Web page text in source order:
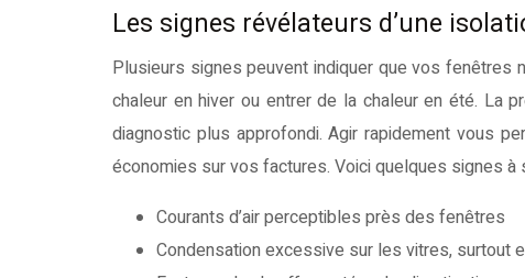
Les signes révélateurs d’une
Plusieurs signes peuvent indiquer que vos
chaleur en hiver ou entrer de la chaleur en été. La
diagnostic plus approfondi. Agir rapidement vous
économies sur vos factures. Voici quelques signes à
Courants d’air perceptibles près des fenêtres
Condensation excessive sur les vitres, surtout